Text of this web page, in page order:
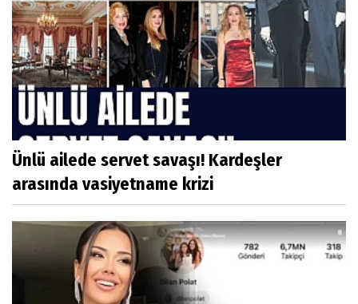
Ünlü ailede servet savaşı! Kardeşler
arasında vasiyetname krizi